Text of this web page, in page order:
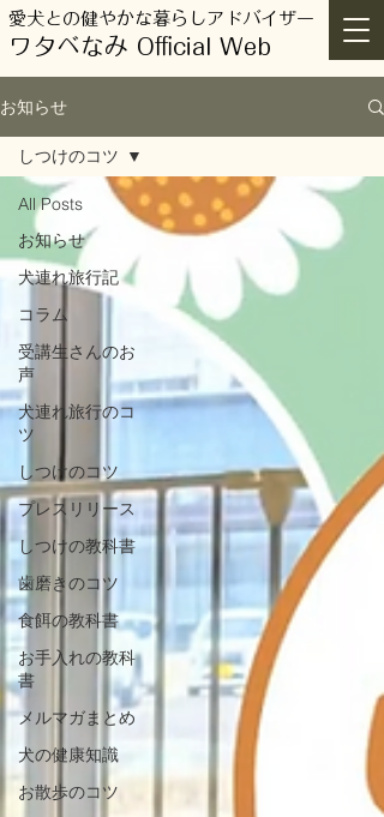
愛犬との健やかな暮らしアドバイザー
ワタベなみ Official Web
お知らせ
All Posts
お知らせ
犬連れ旅行記
コラム
受講生さんのお
声
犬連れ旅行のコ
ツ
しつけのコツ
プレスリリース
しつけの教科書
歯磨きのコツ
食餌の教科書
お手入れの教科
書
メルマガまとめ
犬の健康知識
お散歩のコツ
しつけのコツ